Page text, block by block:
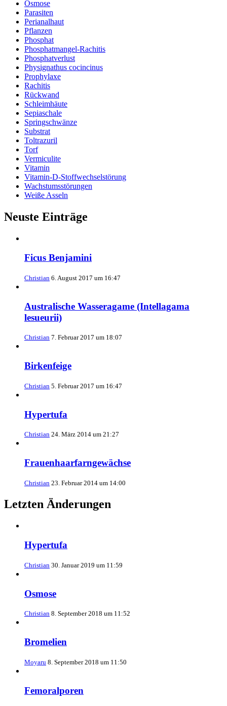
Osmose
Parasiten
Perianalhaut
Pflanzen
Phosphat
Phosphatmangel-Rachitis
Phosphatverlust
Physignathus cocincinus
Prophylaxe
Rachitis
Rückwand
Schleimhäute
Sepiaschale
Springschwänze
Substrat
Toltrazuril
Torf
Vermiculite
Vitamin
Vitamin-D-Stoffwechselstörung
Wachstumsstörungen
Weiße Asseln
Neuste Einträge
Ficus Benjamini
Christian 6. August 2017 um 16:47
Australische Wasseragame (Intellagama
lesueurii)
Christian 7. Februar 2017 um 18:07
Birkenfeige
Christian 5. Februar 2017 um 16:47
Hypertufa
Christian 24. März 2014 um 21:27
Frauenhaarfarngewächse
Christian 23. Februar 2014 um 14:00
Letzten Änderungen
Hypertufa
Christian 30. Januar 2019 um 11:59
Osmose
Christian 8. September 2018 um 11:52
Bromelien
Moyaru 8. September 2018 um 11:50
Femoralporen